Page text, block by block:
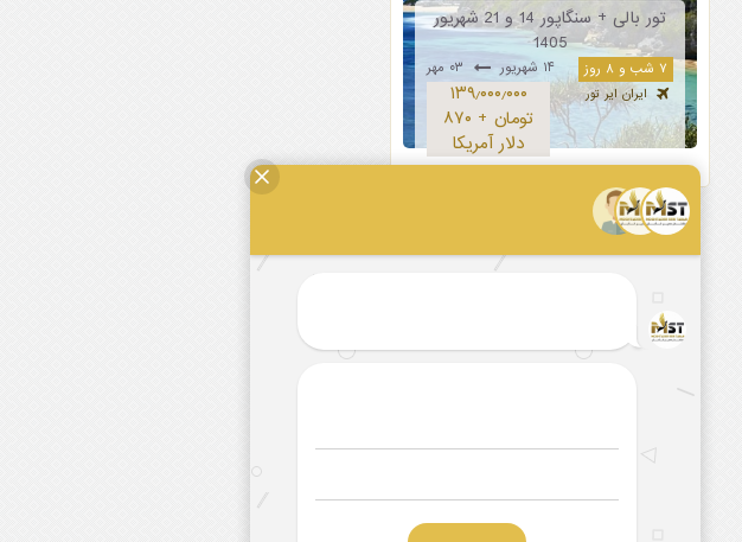
تور بالی + سنگاپور 14 و 21 شهریور
1405
۷ شب و ۸ روز ۱۴ شهریور
ایران ایر تور
۱۳۹٫۰۰۰٫۰۰۰
تومان + ۸۷۰
دلار آمریکا